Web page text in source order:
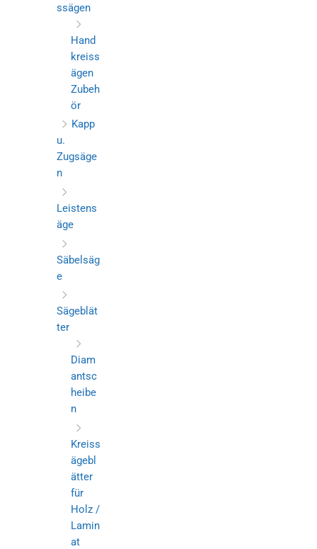
ssägen
Hand
kreiss
ägen
Zubeh
ör
Kapp
u.
Zugsäge
n
Leistens
äge
Säbelsäg
e
Sägeblät
ter
Diam
antsc
heibe
n
Kreiss
ägebl
ätter
für
Holz /
Lamin
at